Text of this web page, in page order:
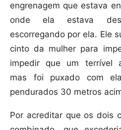
engrenagem que estava
onde ela estava
escorregando por ela. Ele
cinto da mulher para
impedir que um terrível
mas foi puxado com
pendurados 30 metros
Por acreditar que os dois